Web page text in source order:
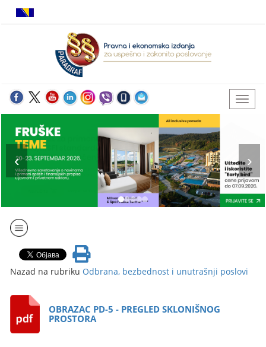
Nazad na rubriku Odbrana, bezbednost i unutrašnji poslovi
OBRAZAC PD-5 - PREGLED SKLONIŠNOG
PROSTORA